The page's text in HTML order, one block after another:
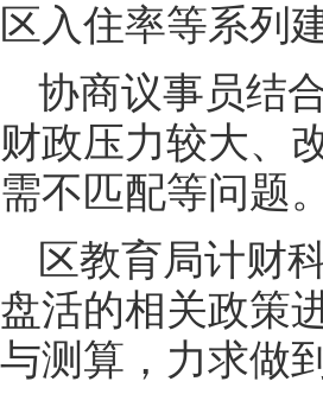
区入住率等系列
协商议事员结
财政压力较大、
需不匹配等问题。
区教育局计财
盘活的相关政策
与测算，力求做